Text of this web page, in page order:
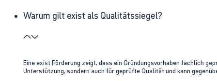
Warum gilt exist als Qualitätssiegel?
Eine exist Förderung zeigt, dass ein Gründungsvorhaben fachlich
Unterstützung, sondern auch für geprüfte Qualität und kann